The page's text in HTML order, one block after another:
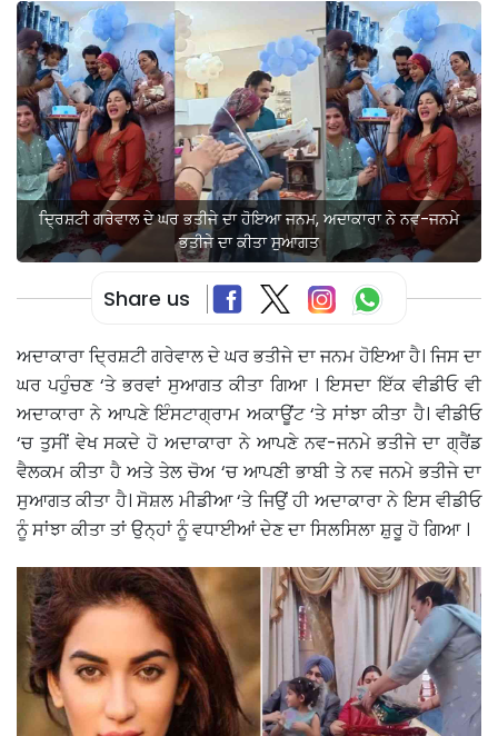
ਦ੍ਰਿਸ਼ਟੀ ਗਰੇਵਾਲ ਦੇ ਘਰ ਭਤੀਜੇ ਦਾ ਹੋਇਆ ਜਨਮ, ਅਦਾਕਾਰਾ ਨੇ ਨਵ-ਜਨਮੇ
ਭਤੀਜੇ ਦਾ ਕੀਤਾ ਸੁਆਗਤ
Share us
ਅਦਾਕਾਰਾ ਦ੍ਰਿਸ਼ਟੀ ਗਰੇਵਾਲ ਦੇ ਘਰ ਭਤੀਜੇ ਦਾ ਜਨਮ ਹੋਇਆ ਹੈ। ਜਿਸ ਦਾ
ਘਰ ਪਹੁੰਚਣ ‘ਤੇ ਭਰਵਾਂ ਸੁਆਗਤ ਕੀਤਾ ਗਿਆ । ਇਸਦਾ ਇੱਕ ਵੀਡੀਓ ਵੀ
ਅਦਾਕਾਰਾ ਨੇ ਆਪਣੇ ਇੰਸਟਾਗ੍ਰਾਮ ਅਕਾਊਂਟ ‘ਤੇ ਸਾਂਝਾ ਕੀਤਾ ਹੈ। ਵੀਡੀਓ
‘ਚ ਤੁਸੀਂ ਵੇਖ ਸਕਦੇ ਹੋ ਅਦਾਕਾਰਾ ਨੇ ਆਪਣੇ ਨਵ-ਜਨਮੇ ਭਤੀਜੇ ਦਾ ਗ੍ਰੈਂਡ
ਵੈਲਕਮ ਕੀਤਾ ਹੈ ਅਤੇ ਤੇਲ ਚੋਅ ‘ਚ ਆਪਣੀ ਭਾਬੀ ਤੇ ਨਵ ਜਨਮੇ ਭਤੀਜੇ ਦਾ
ਸੁਆਗਤ ਕੀਤਾ ਹੈ। ਸੋਸ਼ਲ ਮੀਡੀਆ ‘ਤੇ ਜਿਉਂ ਹੀ ਅਦਾਕਾਰਾ ਨੇ ਇਸ ਵੀਡੀਓ
ਨੂੰ ਸਾਂਝਾ ਕੀਤਾ ਤਾਂ ਉਨ੍ਹਾਂ ਨੂੰ ਵਧਾਈਆਂ ਦੇਣ ਦਾ ਸਿਲਸਿਲਾ ਸ਼ੁਰੂ ਹੋ ਗਿਆ ।